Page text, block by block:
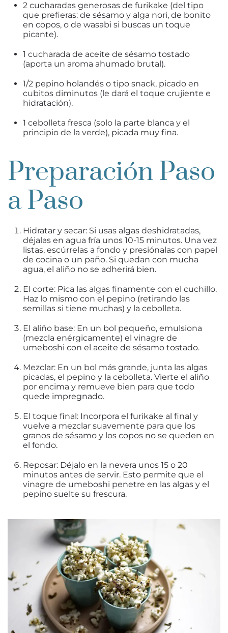
2 cucharadas generosas de furikake (del tipo
que prefieras: de sésamo y alga nori, de bonito
en copos, o de wasabi si buscas un toque
picante).
1 cucharada de aceite de sésamo tostado
(aporta un aroma ahumado brutal).
1/2 pepino holandés o tipo snack, picado en
cubitos diminutos (le dará el toque crujiente e
hidratación).
1 cebolleta fresca (solo la parte blanca y el
principio de la verde), picada muy fina.
Preparación Paso
a Paso
Hidratar y secar: Si usas algas deshidratadas,
déjalas en agua fría unos 10-15 minutos. Una vez
listas, escúrrelas a fondo y presiónalas con papel
de cocina o un paño. Si quedan con mucha
agua, el aliño no se adherirá bien.
El corte: Pica las algas finamente con el cuchillo.
Haz lo mismo con el pepino (retirando las
semillas si tiene muchas) y la cebolleta.
El aliño base: En un bol pequeño, emulsiona
(mezcla enérgicamente) el vinagre de
umeboshi con el aceite de sésamo tostado.
Mezclar: En un bol más grande, junta las algas
picadas, el pepino y la cebolleta. Vierte el aliño
por encima y remueve bien para que todo
quede impregnado.
El toque final: Incorpora el furikake al final y
vuelve a mezclar suavemente para que los
granos de sésamo y los copos no se queden en
el fondo.
Reposar: Déjalo en la nevera unos 15 o 20
minutos antes de servir. Esto permite que el
vinagre de umeboshi penetre en las algas y el
pepino suelte su frescura.